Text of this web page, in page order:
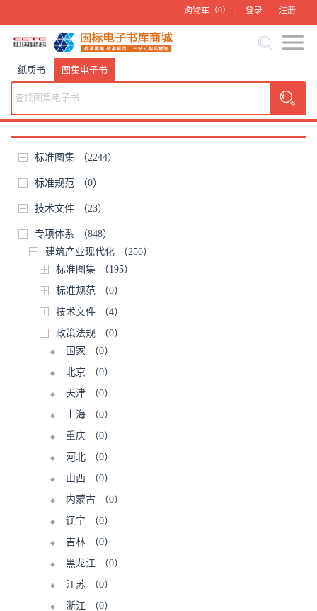
购物车（0） | 登录 注册
纸质书 图集电子书
标准图集 （2244）
标准规范 （0）
技术文件 （23）
专项体系
（848）
建筑产业现代化
（256）
标准图集
（195）
标准规范
（0）
技术文件
（4）
政策法规
（0）
国家
（0）
北京
（0）
天津
（0）
上海
（0）
重庆
（0）
河北
（0）
山西
（0）
内蒙古
（0）
辽宁
（0）
吉林
（0）
黑龙江
（0）
江苏
（0）
浙江
（0）